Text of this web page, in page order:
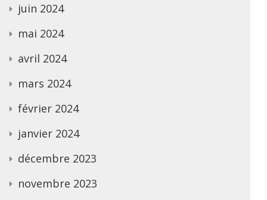
juin 2024
mai 2024
avril 2024
mars 2024
février 2024
janvier 2024
décembre 2023
novembre 2023